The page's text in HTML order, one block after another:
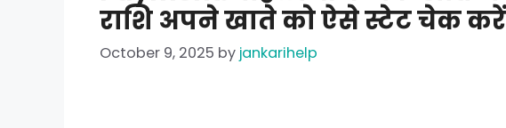
राशि अपने खाते को ऐसे स्टेट चेक
October 9, 2025 by jankarihelp